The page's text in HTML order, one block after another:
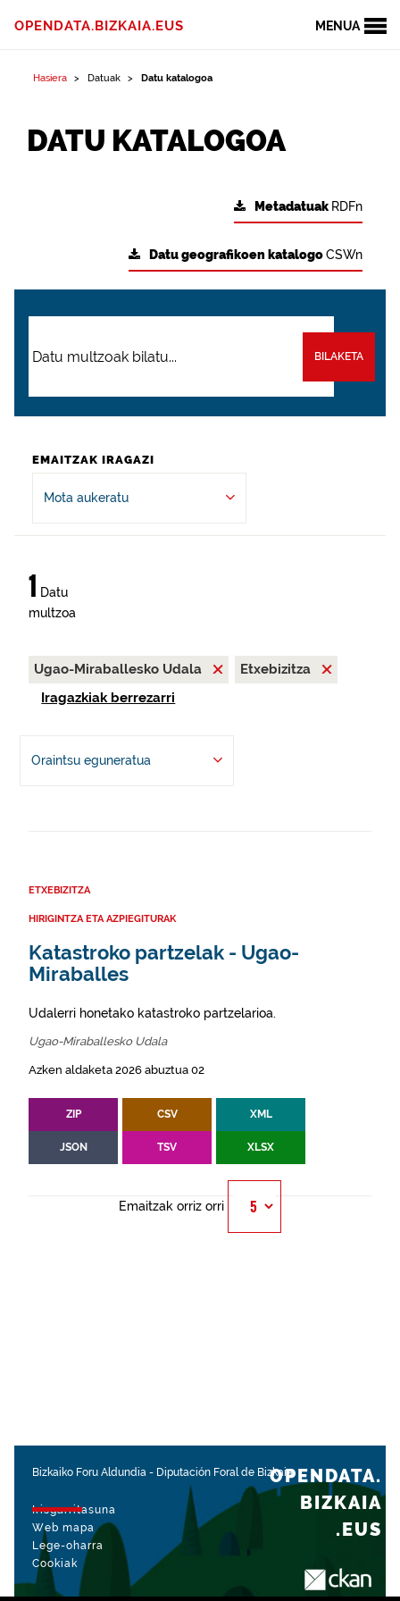
MENUA
OPENDATA.BIZKAIA.EUS
Hasiera Datuak Datu katalogoa
DATU KATALOGOA
Metadatuak RDFn
Datu geografikoen katalogoCSWn
BILAKETA
EMAITZAK IRAGAZI
Mota aukeratu
1 Datu
multzoa
Ugao-Miraballesko Udala
Etxebizitza
Iragazkiak berrezarri
Oraintsu eguneratua
ETXEBIZITZA
HIRIGINTZA ETA AZPIEGITURAK
Katastroko partzelak - Ugao-
Miraballes
Udalerri honetako katastroko partzelarioa.
Ugao-Miraballesko Udala
Azken aldaketa 2026 abuztua 02
ZIP CSV XML
JSON TSV XLSX
Emaitzak orriz orri
Bizkaiko Foru Aldundia - Diputación Foral de Bizkaia
Irisgarritasuna
Web mapa
Lege-oharra
Cookiak
OPENDATA.
BIZKAIA
.EUS